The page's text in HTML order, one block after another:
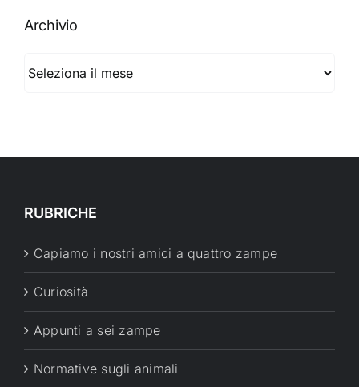
Archivio
RUBRICHE
Capiamo i nostri amici a quattro zampe
Curiosità
Appunti a sei zampe
Normative sugli animali